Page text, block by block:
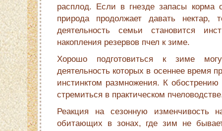
расплод. Если в гнезде запасы
природа продолжает давать
деятельность семьи становится
накопления резервов пчел к зиме.
Хорошо подготовиться к зиме
деятельность которых в осеннее время
инстинктом размножения. К обострению
стремиться в практическом
Реакция на сезонную изменчивость
обитающих в зонах, где зим не